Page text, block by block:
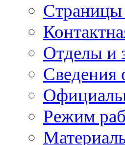
Страницы
Отделы и
Сведения
Режим